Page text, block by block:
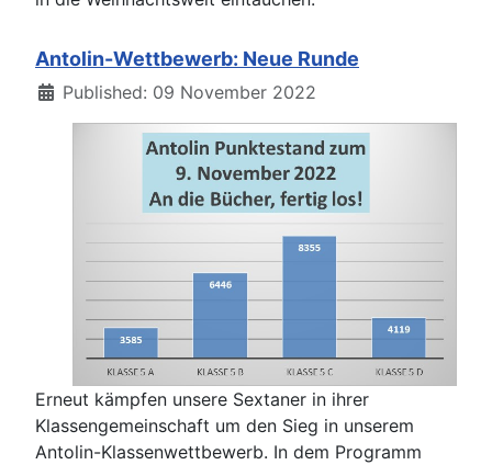
Antolin-Wettbewerb: Neue Runde
DetailsPublished: 09 November 2022
Erneut kämpfen unsere Sextaner in ihrer
Klassengemeinschaft um den Sieg in unserem
Antolin-Klassenwettbewerb. In dem Programm